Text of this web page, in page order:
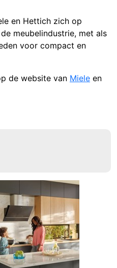
en Hettich zich op
meubelindustrie, met als
voor compact en
de website van Miele en